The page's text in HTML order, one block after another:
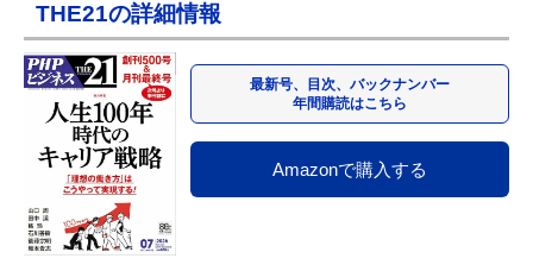
THE21の詳細情報
最新号、目次、バックナンバー
年間購読はこちら
Amazonで購入する